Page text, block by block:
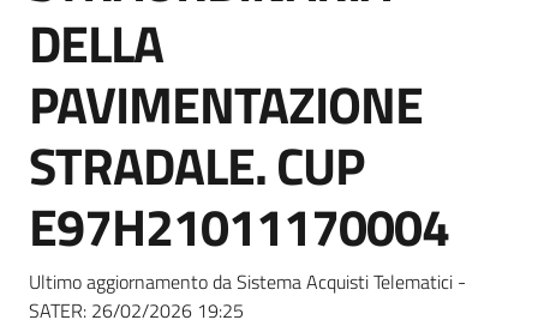
DELLA
PAVIMENTAZIONE
STRADALE. CUP
E97H21011170004
Ultimo aggiornamento da Sistema Acquisti Telematici -
SATER: 26/02/2026 19:25